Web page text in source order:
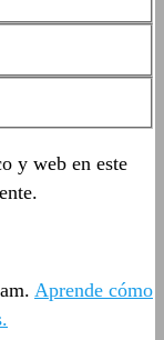
y web en este
Aprende cómo